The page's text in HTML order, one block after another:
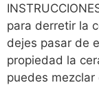
para derretir la
dejes pasar de
propiedad la
puedes